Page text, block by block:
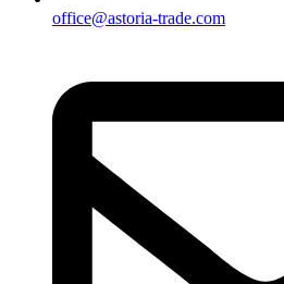
office@astoria-trade.com